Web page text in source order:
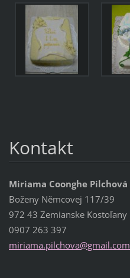
Kontakt
Miriama Coonghe Pilchová
Boženy Němcovej 117/39
972 43 Zemianske Kostoľany
0907 263 397
miriama.pilchova@gmail.com